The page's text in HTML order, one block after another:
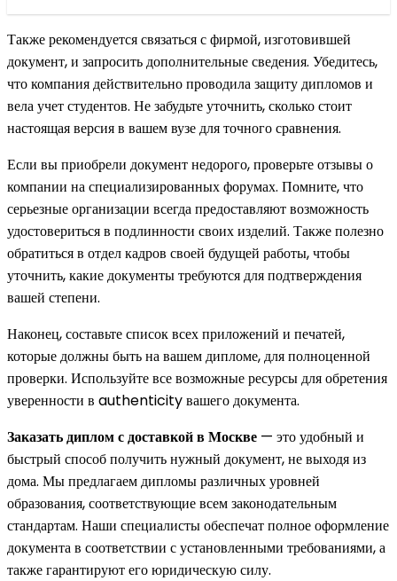
Также рекомендуется связаться с фирмой, изготовившей
документ, и запросить дополнительные сведения. Убедитесь,
что компания действительно проводила защиту дипломов и
вела учет студентов. Не забудьте уточнить, сколько стоит
настоящая версия в вашем вузе для точного сравнения.
Если вы приобрели документ недорого, проверьте отзывы о
компании на специализированных форумах. Помните, что
серьезные организации всегда предоставляют возможность
удостовериться в подлинности своих изделий. Также полезно
обратиться в отдел кадров своей будущей работы, чтобы
уточнить, какие документы требуются для подтверждения
вашей степени.
Наконец, составьте список всех приложений и печатей,
которые должны быть на вашем дипломе, для полноценной
проверки. Используйте все возможные ресурсы для обретения
уверенности в authenticity вашего документа.
Заказать диплом с доставкой в Москве — это удобный и
быстрый способ получить нужный документ, не выходя из
дома. Мы предлагаем дипломы различных уровней
образования, соответствующие всем законодательным
стандартам. Наши специалисты обеспечат полное оформление
документа в соответствии с установленными требованиями, а
также гарантируют его юридическую силу.